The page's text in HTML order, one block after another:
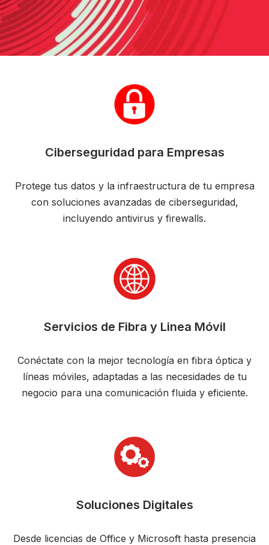
Ciberseguridad para Empresas
Protege tus datos y la infraestructura de tu empresa
con soluciones avanzadas de ciberseguridad,
incluyendo antivirus y firewalls.
Servicios de Fibra y Linea Móvil
Conéctate con la mejor tecnología en fibra óptica y
líneas móviles, adaptadas a las necesidades de tu
negocio para una comunicación fluida y eficiente.
Soluciones Digitales
Desde licencias de Office y Microsoft hasta presencia